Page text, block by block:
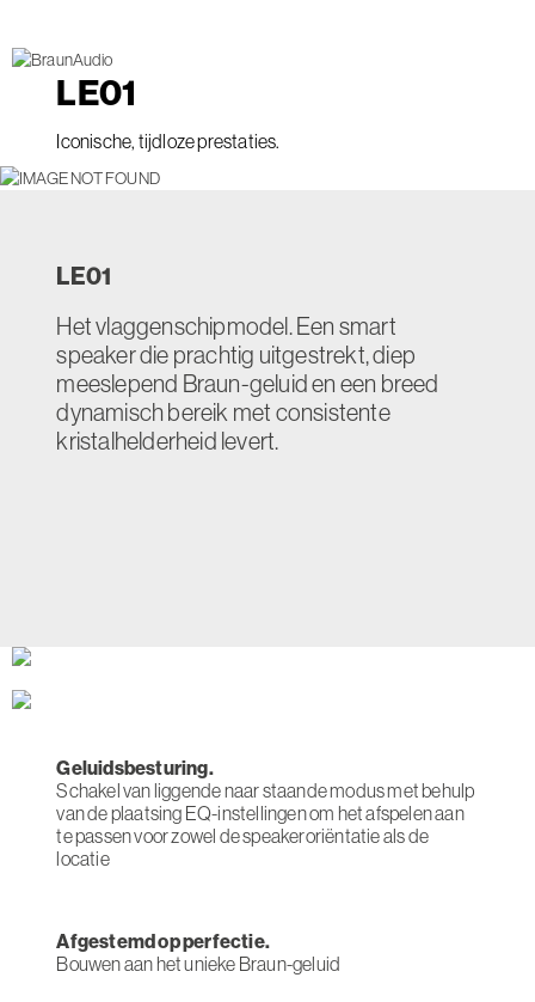
LE01
Iconische, tijdloze prestaties.
LE01
Het vlaggenschipmodel. Een smart
speaker die prachtig uitgestrekt, diep
meeslepend Braun-geluid en een breed
dynamisch bereik met consistente
kristalhelderheid levert.
Geluidsbesturing.
Schakel van liggende naar staande modus met behulp
van de plaatsing EQ-instellingen om het afspelen aan
te passen voor zowel de speakeroriëntatie als de
locatie
Afgestemd op perfectie.
Bouwen aan het unieke Braun-geluid